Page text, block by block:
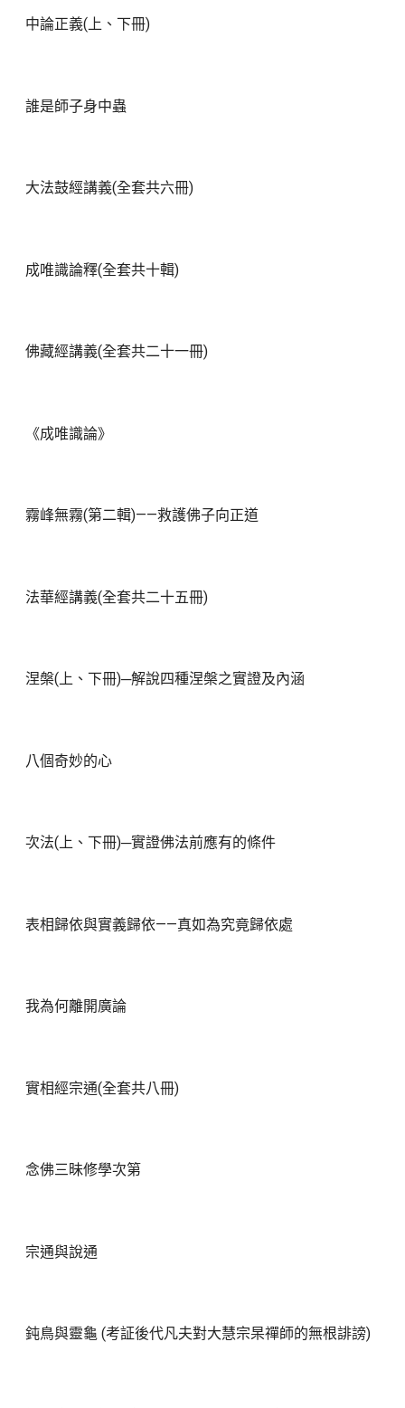
中論正義(上、下冊)
誰是師子身中蟲
大法鼓經講義(全套共六冊)
成唯識論釋(全套共十輯)
佛藏經講義(全套共二十一冊)
《成唯識論》
霧峰無霧(第二輯)——救護佛子向正道
法華經講義(全套共二十五冊)
涅槃(上、下冊)─解說四種涅槃之實證及內涵
八個奇妙的心
次法(上、下冊)─實證佛法前應有的條件
表相歸依與實義歸依——真如為究竟歸依處
我為何離開廣論
實相經宗通(全套共八冊)
念佛三昧修學次第
宗通與說通
鈍鳥與靈龜 (考証後代凡夫對大慧宗杲禪師的無根誹謗)